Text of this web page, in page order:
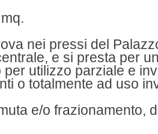
nei pressi del
e si presta per
per utilizzo parziale e
o totalmente ad uso
e/o frazionamento,